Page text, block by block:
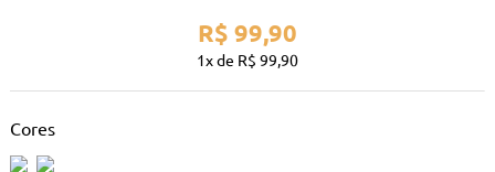
R$ 99,90
1 R$ 99,90
Cores